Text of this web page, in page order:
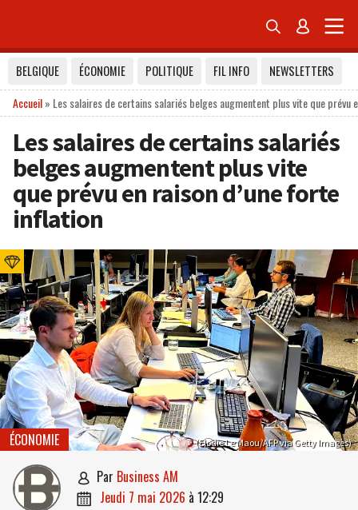
 
BELGIQUE ÉCONOMIE POLITIQUE FIL INFO
NEWSLETTERS
Accueil» Les salaires de certains salariés belges augmentent plus vite que prévu
Les salaires de certains salariés
belges augmentent plus vite
que prévu en raison d’une forte
inflation
(Elodie Le Maou/AFP via Getty Images)
ÉCONOMIE
 par Business AM
 jeudi 7 mai 2026 à 12:29